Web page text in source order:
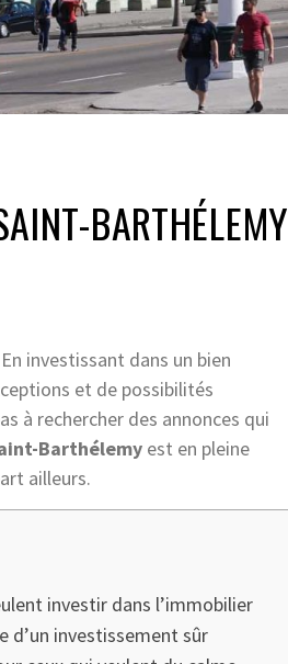
BARTHÉLEMY
investissant dans un bien
et de possibilités
à rechercher des annonces qui
Barthélemy est en pleine
ailleurs.
investir dans l’immobilier
d’un investissement sûr